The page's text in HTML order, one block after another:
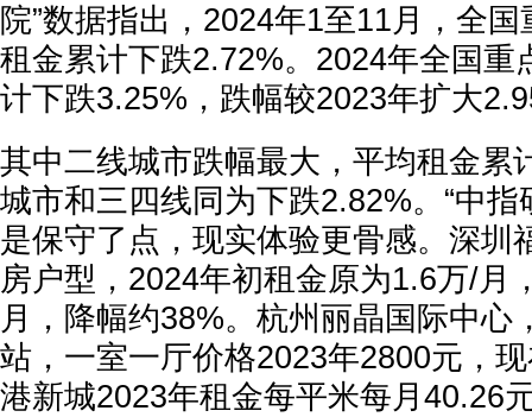
院”数据指出，2024年1至11月，全
租金累计下跌2.72%。2024年全国重
计下跌3.25%，跌幅较2023年扩大
其中二线城市跌幅最大，平均租金累
城市和三四线同为下跌2.82%。“中指
是保守了点，现实体验更骨感。深圳
房户型，2024年初租金原为1.6万/月
月，降幅约38%。杭州丽晶国际中心
站，一室一厅价格2023年2800元，
港新城2023年租金每平米每月40.26